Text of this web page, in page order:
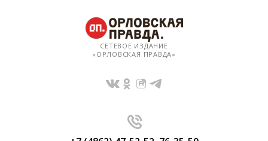
СЕТЕВОЕ ИЗДАНИЕ
«ОРЛОВСКАЯ ПРАВДА»